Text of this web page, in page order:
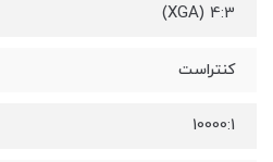
4:3 (XGA)
کنتراست
10000:1